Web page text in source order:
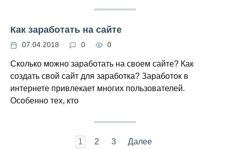
Как заработать на сайте
07.04.2018 0 0
Сколько можно заработать на своем сайте? Как
создать свой сайт для заработка? Заработок в
интернете привлекает многих пользователей.
Особенно тех, кто
1 2 3 Далее